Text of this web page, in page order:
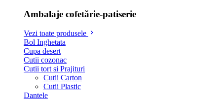
Ambalaje cofetărie-patiserie
Vezi toate produsele
Bol Inghetata
Cupa desert
Cutii cozonac
Cutii tort si Prajituri
Cutii Carton
Cutii Plastic
Dantele